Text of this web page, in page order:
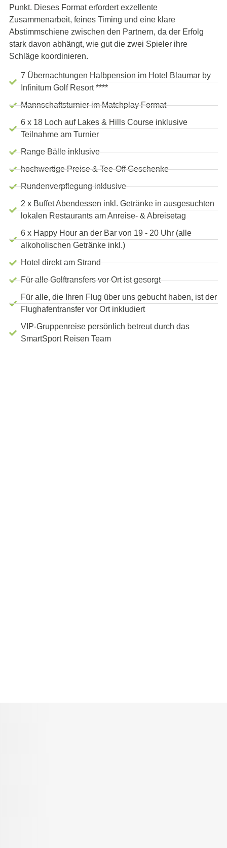
Punkt. Dieses Format erfordert exzellente
Zusammenarbeit, feines Timing und eine klare
Abstimmschiene zwischen den Partnern, da der Erfolg
stark davon abhängt, wie gut die zwei Spieler ihre
Schläge koordinieren.
7 Übernachtungen Halbpension im Hotel Blaumar by
Infinitum Golf Resort ****
Mannschaftsturnier im Matchplay Format
6 x 18 Loch auf Lakes & Hills Course inklusive
Teilnahme am Turnier
Range Bälle inklusive
hochwertige Preise & Tee-Off Geschenke
Rundenverpflegung inklusive
2 x Buffet Abendessen inkl. Getränke in ausgesuchten
lokalen Restaurants am Anreise- & Abreisetag
6 x Happy Hour an der Bar von 19 - 20 Uhr (alle
alkoholischen Getränke inkl.)
Hotel direkt am Strand
Für alle Golftransfers vor Ort ist gesorgt
Für alle, die Ihren Flug über uns gebucht haben, ist der
Flughafentransfer vor Ort inkludiert
VIP-Gruppenreise persönlich betreut durch das
SmartSport Reisen Team